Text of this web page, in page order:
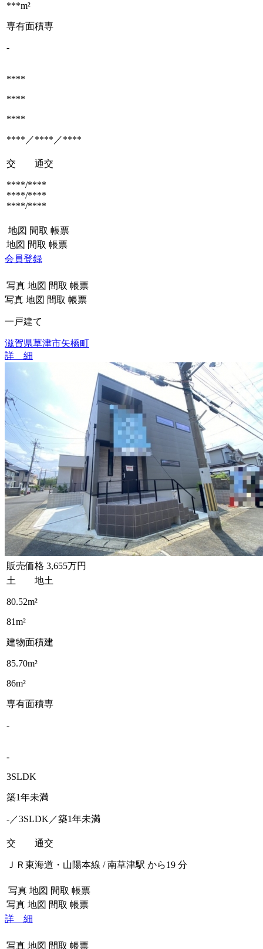
***m²
専有面積専
-
****
****
****
****／****／****
交 通交
****/****
****/****
****/****
地図 間取 帳票
地図 間取 帳票
会員登録
写真 地図 間取 帳票
写真 地図 間取 帳票
一戸建て
滋賀県草津市矢橋町
詳 細
販売価格 3,655万円
土 地土
80.52m²
81m²
建物面積建
85.70m²
86m²
専有面積専
-
-
3SLDK
築1年未満
-／3SLDK／築1年未満
交 通交
ＪＲ東海道・山陽本線 / 南草津駅 から19 分
写真 地図 間取 帳票
写真 地図 間取 帳票
詳 細
写真 地図 間取 帳票